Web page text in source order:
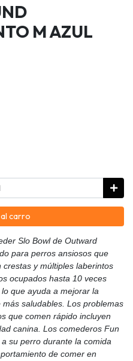
M AZUL
carro
Slo Bowl de Outward
para perros ansiosos que
y múltiples laberintos
ocupados hasta 10 veces
que ayuda a mejorar la
saludables. Los problemas
que comen rápido incluyen
canina. Los comederos Fun
su perro durante la comida
de comer en